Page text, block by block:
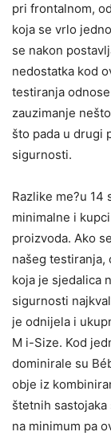
pri frontalnom,
koja se vrlo
se nakon
nedostatka kod
testiranja
zauzimanje
što pada u drugi
sigurnosti.
Razlike me?u 14
minimalne i
proizvoda. Ako
našeg testiranja,
koja je sjedalica
sigurnosti
je odnijela i
M i-Size. Kod
dominirale su
obje iz
štetnih
na minimum pa